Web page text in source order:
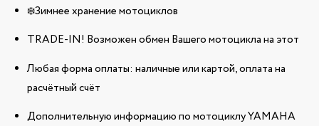
❄️Зимнее хранение мотоциклов
TRADE-IN! Возможен обмен Вашего мотоцикла на этот
Любая форма оплаты: наличные или картой, оплата на
расчётный счёт
Дополнительную информацию по мотоциклу YAMAHA